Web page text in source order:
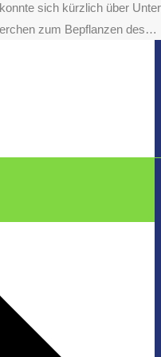
sich kürzlich über
zum Bepflanzen des…